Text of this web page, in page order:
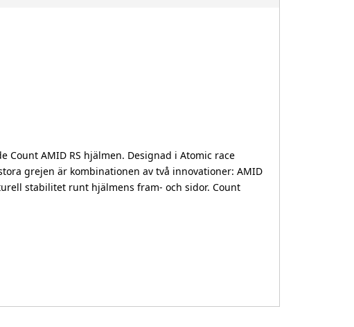
AMID RS hjälmen. Designad i Atomic race
grejen är kombinationen av två innovationer: AMID
stabilitet runt hjälmens fram- och sidor. Count